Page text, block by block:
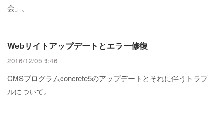
会」。
Webサイトアップデートとエラー修復
2016/12/05 9:46
CMSプログラムconcrete5のアップデートとそれに伴うトラブ
ルについて。